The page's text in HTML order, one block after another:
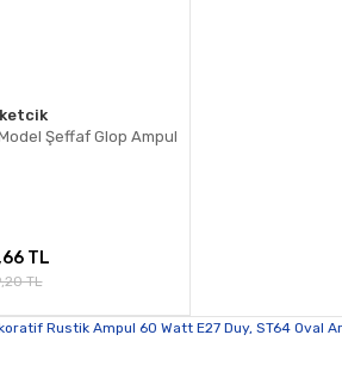
Şeffaf Glop Ampul
TL
TL